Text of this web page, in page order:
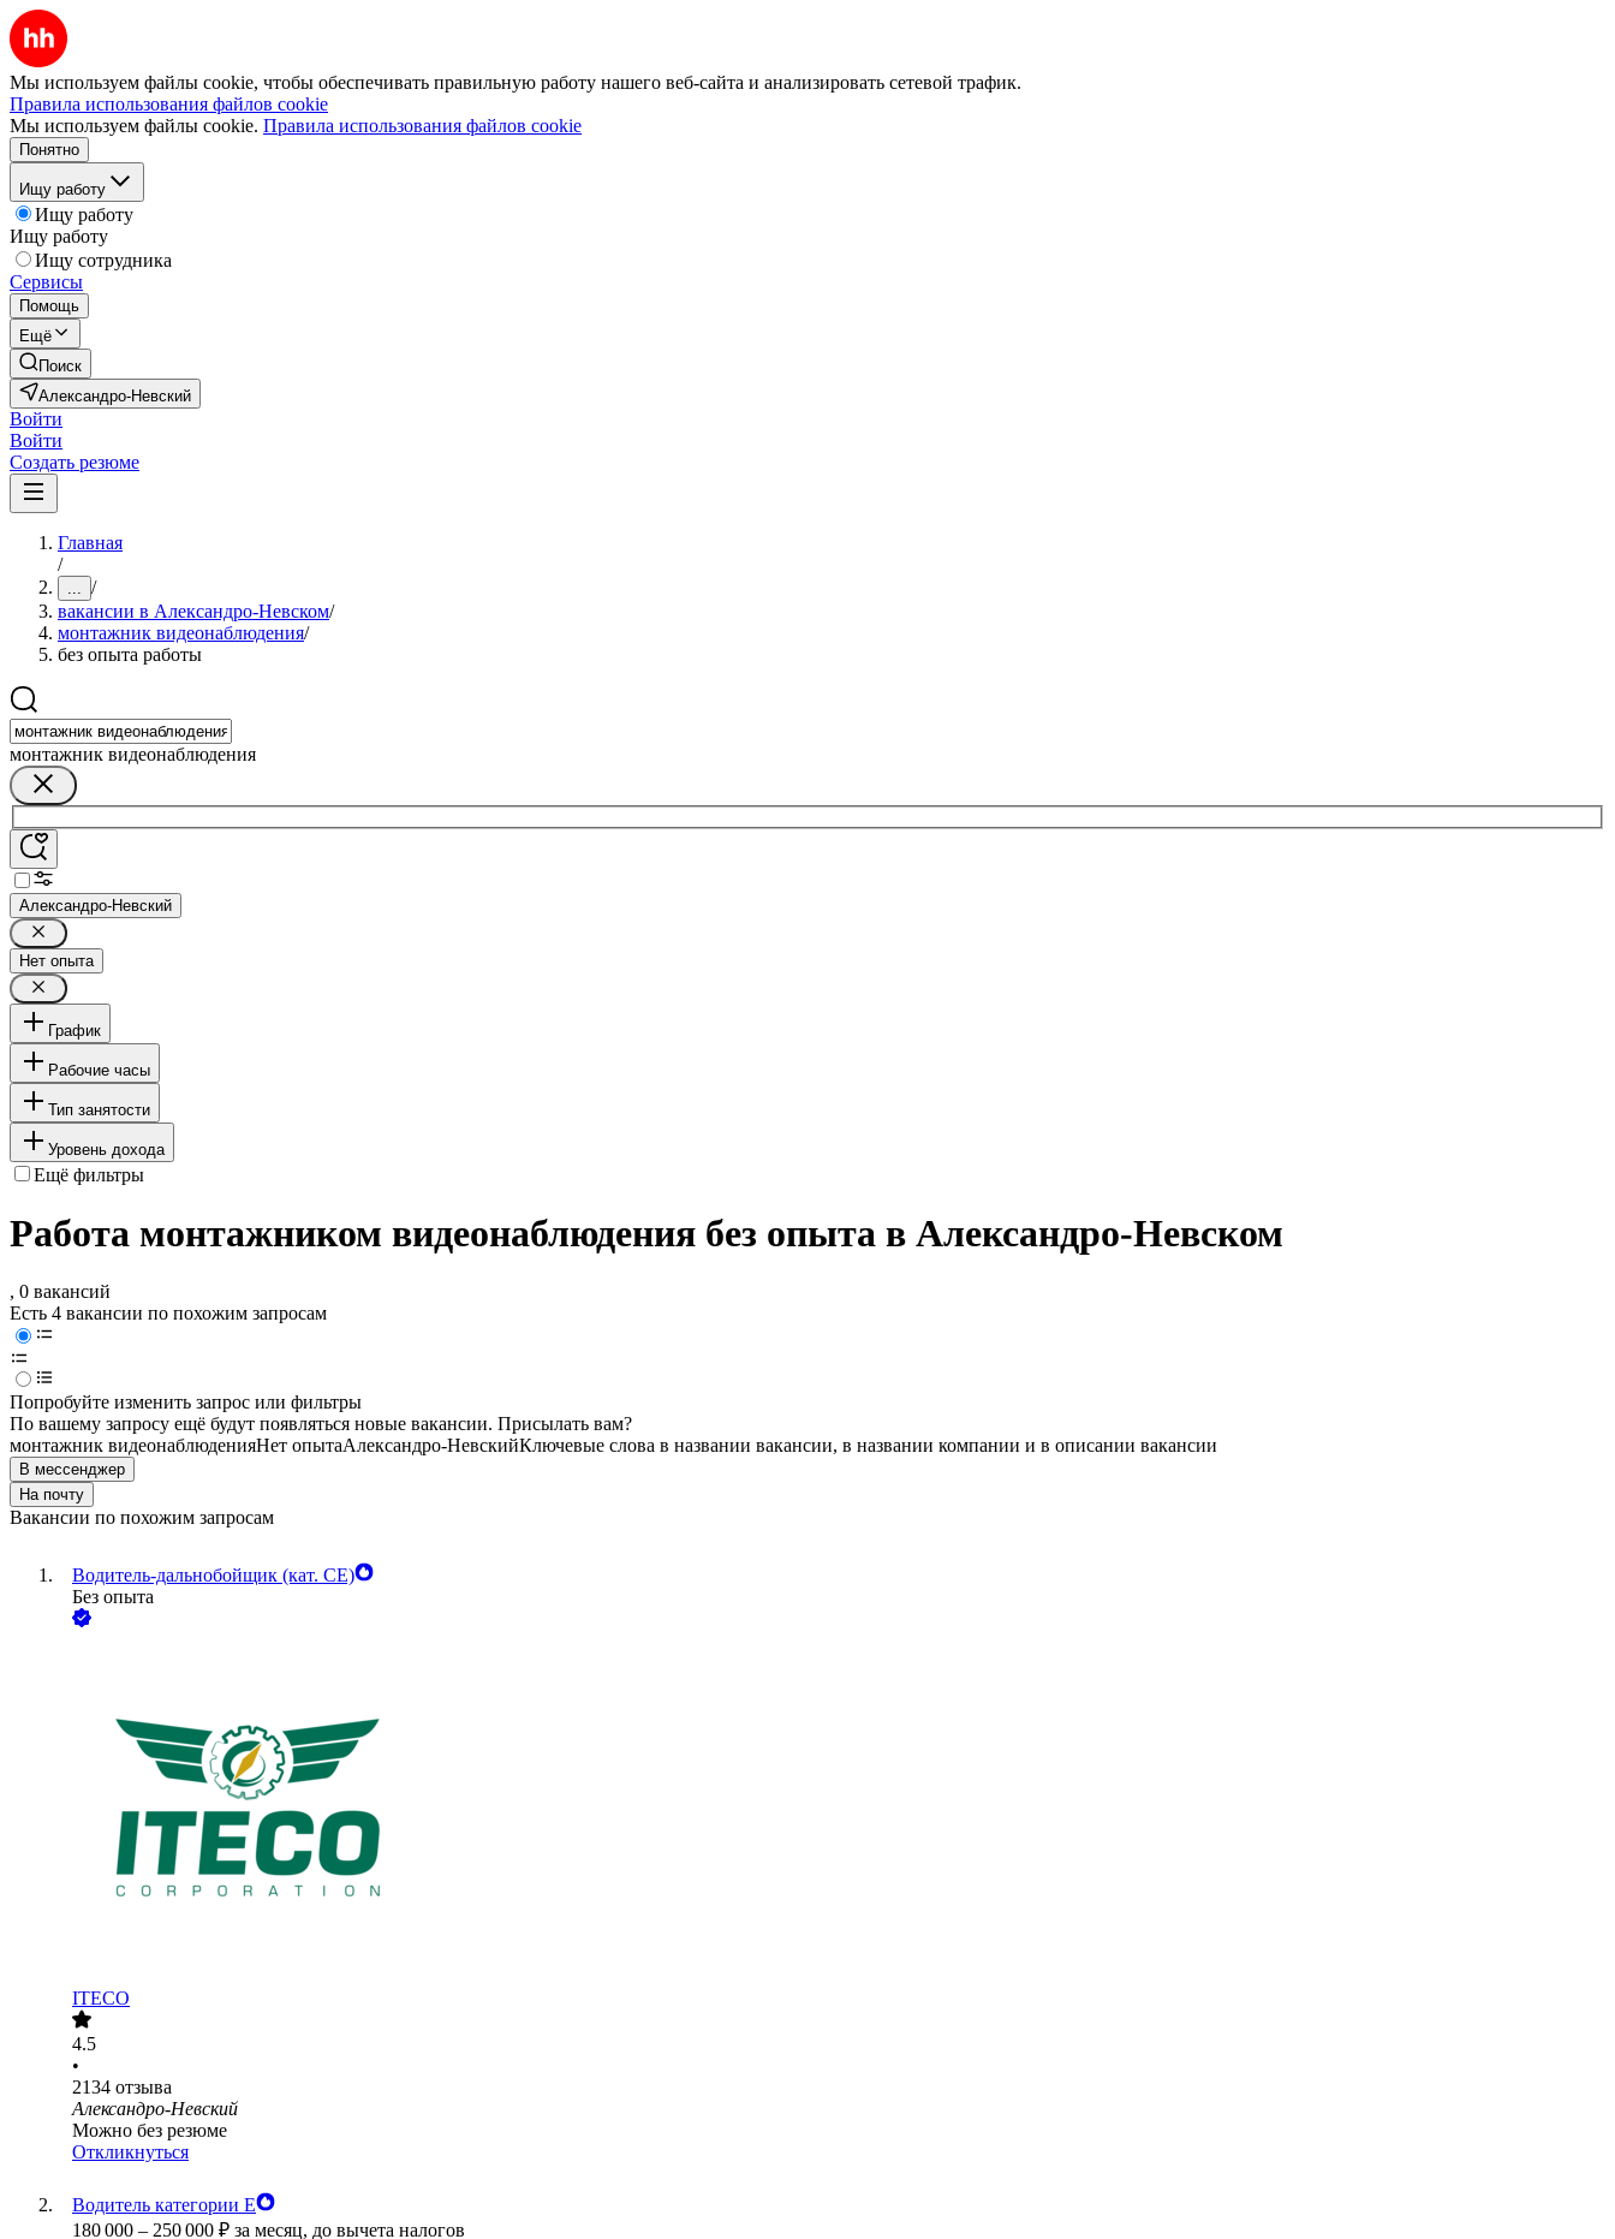
Мы используем файлы cookie, чтобы обеспечивать правильную работу нашего веб-сайта и анализировать сетевой трафик.
Правила использования файлов cookie
Мы используем файлы cookie. Правила использования файлов cookie
Понятно
Ищу работу
Ищу работу
Ищу работу
Ищу сотрудника
Сервисы
Помощь
Ещё
Поиск
Александро-Невский
Войти
Войти
Создать резюме
Главная
/
... /
вакансии в Александро-Невском/
монтажник видеонаблюдения/
без опыта работы
монтажник видеонаблюдения
Александро-Невский
Нет опыта
График
Рабочие часы
Тип занятости
Уровень дохода
Ещё фильтры
Работа монтажником видеонаблюдения без опыта в Александро-Невском
, 0 вакансий
Есть 4 вакансии по похожим запросам
Попробуйте изменить запрос или фильтры
По вашему запросу ещё будут появляться новые вакансии. Присылать вам?
монтажник видеонаблюденияНет опытаАлександро-НевскийКлючевые слова в названии вакансии, в названии компании и в описании вакансии
В мессенджер
На почту
Вакансии по похожим запросам
Водитель-дальнобойщик (кат. CE)
Без опыта
ITECO
4.5
•
2134 отзыва
Александро-Невский
Можно без резюме
Откликнуться
Водитель категории Е
180 000 – 250 000 ₽ за месяц, до вычета налогов